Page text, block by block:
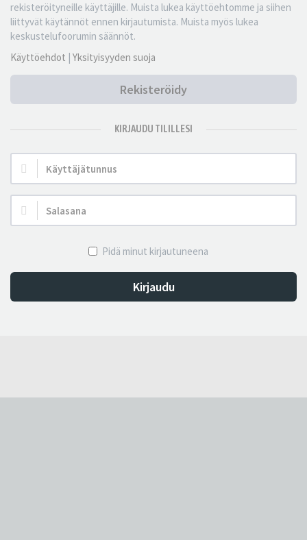
rekisteröityneille käyttäjille. Muista lukea käyttöehtomme ja siihen
liittyvät käytännöt ennen kirjautumista. Muista myös lukea
keskustelufoorumin säännöt.
Käyttöehdot | Yksityisyyden suoja
Rekisteröidy
KIRJAUDU TILILLESI
Käyttäjätunnus:
Salasana:
Pidä minut kirjautuneena
Kirjaudu